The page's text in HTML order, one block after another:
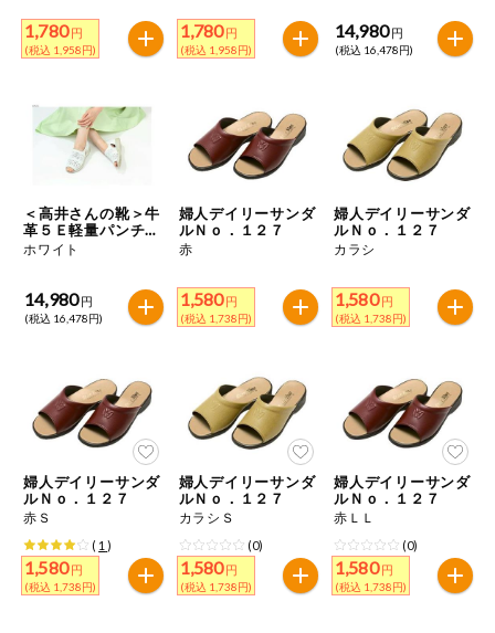
専門ショップサイト
パルコープ・よどがわ生協の情報サイト
ご利用ガイド
アプリのダウンロード
PC版サイトを表示
テキスト注文サイトを表示
お問い合わせ
衛生・生理用
品
洗濯・バス・
トイレ用品
住居・生活用
品
ィケア
衣料品
ペット
先着限定企画
マカダミアナッツ もも やまいも
アレルゲン情報は、商品企画時の情報のため、ご使用前には
必ず商品パッケージの表示をご確認ください。
範囲でのお知らせです。
1,780 円
(税込 1,958円)
1,780 円
(税込 1,958円)
14,980 円
(税込 16,478円)
＜高井さんの靴＞牛
革５Ｅ軽量パンチン
グサンダル
ホワイト
14,980 円
(税込 16,478円)
婦人デイリーサンダ
ルＮｏ．１２７
赤
1,580 円
(税込 1,738円)
婦人デイリーサンダ
ルＮｏ．１２７
カラシ
1,580 円
(税込 1,738円)
婦人デイリーサンダ
ルＮｏ．１２７
赤Ｓ
( 1 )
1,580 円
(税込 1,738円)
婦人デイリーサンダ
ルＮｏ．１２７
カラシＳ
(0)
1,580 円
(税込 1,738円)
婦人デイリーサンダ
ルＮｏ．１２７
赤ＬＬ
(0)
1,580 円
(税込 1,738円)